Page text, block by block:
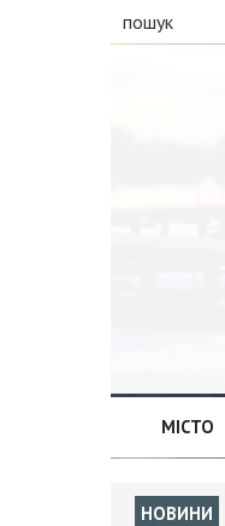
пошук
МІСТО
НОВИНИ